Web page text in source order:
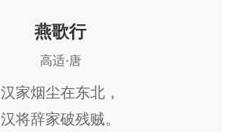
燕歌行
高适·唐
汉家烟尘在东北，
汉将辞家破残贼。